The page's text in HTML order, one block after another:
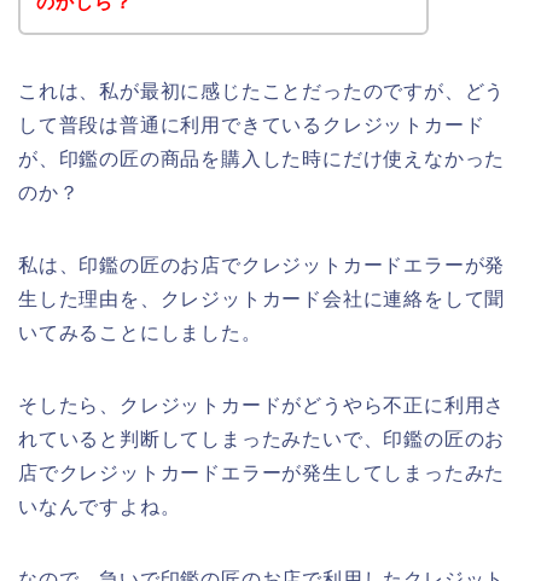
これは、私が最初に感じたことだったのですが、どう
して普段は普通に利用できているクレジットカード
が、印鑑の匠の商品を購入した時にだけ使えなかった
のか？
私は、印鑑の匠のお店でクレジットカードエラーが発
生した理由を、クレジットカード会社に連絡をして聞
いてみることにしました。
そしたら、クレジットカードがどうやら不正に利用さ
れていると判断してしまったみたいで、印鑑の匠のお
店でクレジットカードエラーが発生してしまったみた
いなんですよね。